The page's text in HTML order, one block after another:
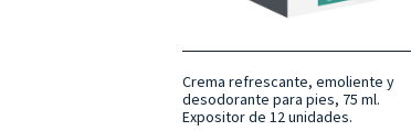
Crema refrescante, emoliente y
desodorante para pies, 75 ml.
Expositor de 12 unidades.